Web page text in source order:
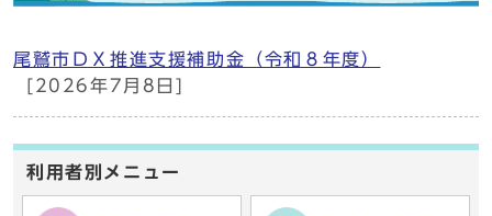
尾鷲市ＤＸ推進支援補助金（令和８年度）
[2026年7月8日]
利用者別メニュー